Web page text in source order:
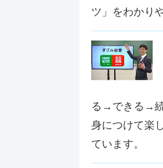
ツ」をわかり
る→できる→
身につけて楽
ています。